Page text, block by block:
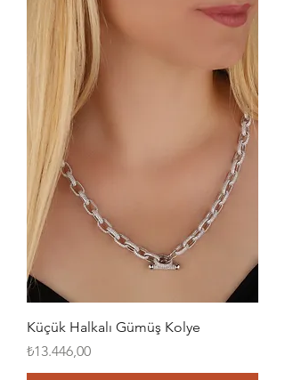
Küçük Halkalı Gümüş Kolye
Fiyat
₺13.446,00